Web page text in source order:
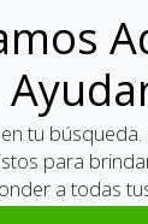
tu
para
a todas